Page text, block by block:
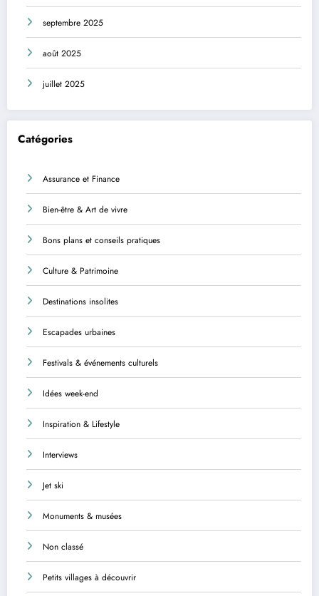
septembre 2025
août 2025
juillet 2025
Catégories
Assurance et Finance
Bien-être & Art de vivre
Bons plans et conseils pratiques
Culture & Patrimoine
Destinations insolites
Escapades urbaines
Festivals & événements culturels
Idées week-end
Inspiration & Lifestyle
Interviews
Jet ski
Monuments & musées
Non classé
Petits villages à découvrir